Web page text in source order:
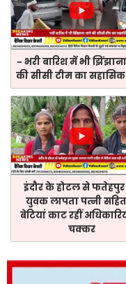
- भरी बारिश में भी
की सीसी टीम का सहासिक
इंदौर के होटल से
युवक लापता पत्नी सहित
बेटियां काट रहीं
चक्कर